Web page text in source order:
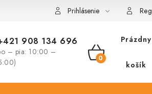
Prihlásenie
908 134 696
– pia: 10:00 –
NÁKUPNÝ
Prázdny
košík